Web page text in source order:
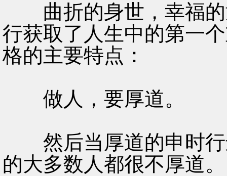
曲折的身世，幸福的
行获取了人生中的第一
格的主要特点：
做人，要厚道。
然后当厚道的申时行
的大多数人都很不厚道。